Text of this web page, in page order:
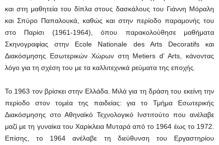
και στη μαθητεία του δίπλα στους δασκάλους του Γιάννη Μόραλη
και Σπύρο Παπαλουκά, καθώς και στην περίοδο παραμονής του
στο Παρίσι (1961-1964), όπου παρακολούθησε μαθήματα
Σκηνογραφίας στην Ecole Nationale des Arts Decoratifs και
Διακόσμησης Εσωτερικών Χώρων στη Metiers d’ Arts, κάνοντας
λόγο για τη σχέση του με τα καλλιτεχνικά ρεύματα της εποχής.
Το 1963 τον βρίσκει στην Ελλάδα. Μιλά για τη δράση του εκείνη την
περίοδο στον τομέα της παιδείας: για το Τμήμα Εσωτερικής
Διακόσμησης στο Αθηναϊκό Τεχνολογικό Ινστιτούτο που ανέλαβε
μαζί με τη γυναίκα του Χαρίκλεια Μυταρά από το 1964 έως το 1972.
Επίσης, το 1964 ανέλαβε τη διεύθυνση του Εργαστηρίου